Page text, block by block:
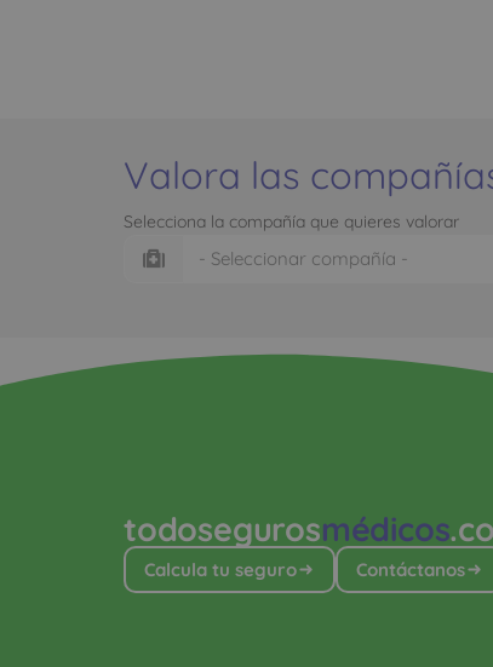
Valora las
Selecciona la compañía que quieres valorar
todosegurosmédicos
Calcula tu seguro Contáctanos